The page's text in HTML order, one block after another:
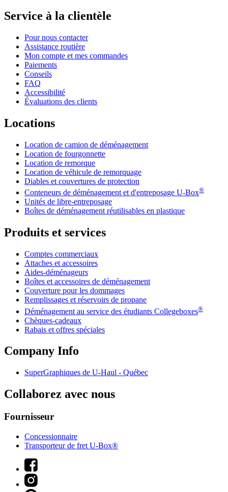
Service à la clientèle
Pour nous contacter
Assistance routière
Mon compte et mes commandes
Paiements
Conseils
FAQ
Accessibilité
Évaluations des clients
Locations
Location de camion de déménagement
Location de fourgonnette
Location de remorque
Location de véhicule de remorquage
Diables et couvertures de protection
Conteneurs de déménagement et d'entreposage U-Box®
Unités de libre-entreposage
Boîtes de déménagement réutilisables en plastique
Produits et services
Comptes commerciaux
Attaches et accessoires
Aides-déménageurs
Boîtes et accessoires de déménagement
Couverture pour les dommages
Remplissages et réservoirs de propane
Déménagement au service des étudiants Collegeboxes®
Chèques-cadeaux
Rabais et offres spéciales
Company Info
SuperGraphiques de U-Haul - Québec
Collaborez avec nous
Fournisseur
Concessionnaire
Transporteur de fret U-Box®